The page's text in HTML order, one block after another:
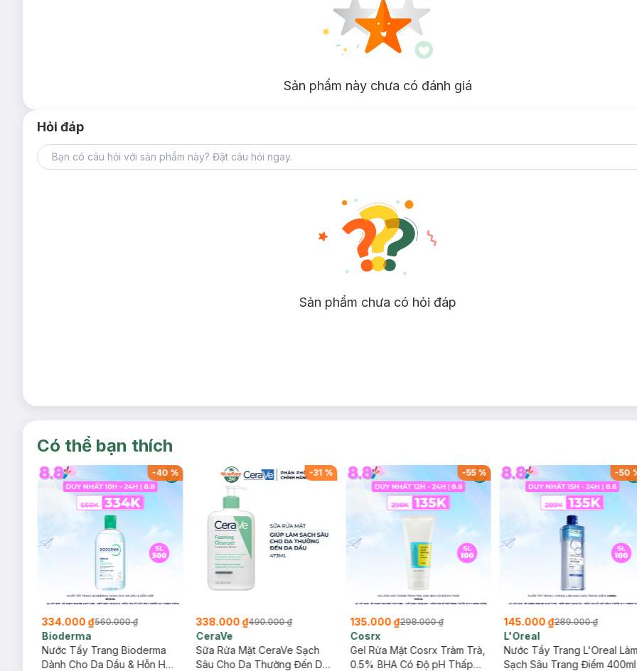
Sản phẩm này chưa có đánh giá
Hỏi đáp
Sản phẩm chưa có hỏi đáp
Có thể bạn thích
-40 %
334.000 ₫560.000 ₫
Bioderma
Nước Tẩy Trang Bioderma
Dành Cho Da Dầu & Hỗn Hợp
-31 %
338.000 ₫490.000 ₫
CeraVe
Sữa Rửa Mặt CeraVe Sạch
Sâu Cho Da Thường Đến Da
-55%
135.000 ₫298.000 ₫
Cosrx
Gel Rửa Mặt Cosrx Tràm Trà,
0.5% BHA Có Độ pH Thấp
-50
145.000 ₫289.000 ₫
L'Oreal
Nước Tẩy Trang L'Oreal Làm
Sạch Sâu Trang Điểm 400ml